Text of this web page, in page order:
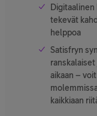
tekevät
helppoa
Satisfryn
aikaan –
kaikkiaan